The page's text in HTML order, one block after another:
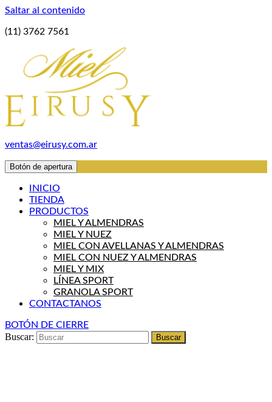
Saltar al contenido
(11) 3762 7561
ventas@eirusy.com.ar
Botón de apertura
INICIO
TIENDA
PRODUCTOS
MIEL Y ALMENDRAS
MIEL Y NUEZ
MIEL CON AVELLANAS Y ALMENDRAS
MIEL CON NUEZ Y ALMENDRAS
MIEL Y MIX
LÍNEA SPORT
GRANOLA SPORT
CONTACTANOS
BOTÓN DE CIERRE
Buscar: